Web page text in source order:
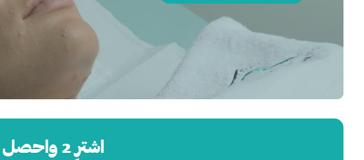
اشترِ 2 واحصل على 2 على خدمات الفيشل